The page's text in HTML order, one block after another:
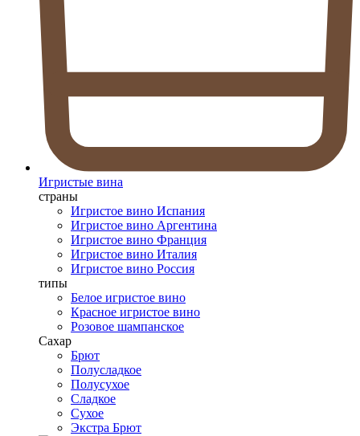
Игристые вина
страны
Игристое вино Испания
Игристое вино Аргентина
Игристое вино Франция
Игристое вино Италия
Игристое вино Россия
типы
Белое игристое вино
Красное игристое вино
Розовое шампанское
Сахар
Брют
Полусладкое
Полусухое
Сладкое
Сухое
Экстра Брют